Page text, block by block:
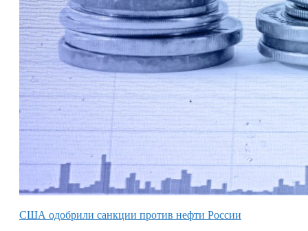
США одобрили санкции против нефти России